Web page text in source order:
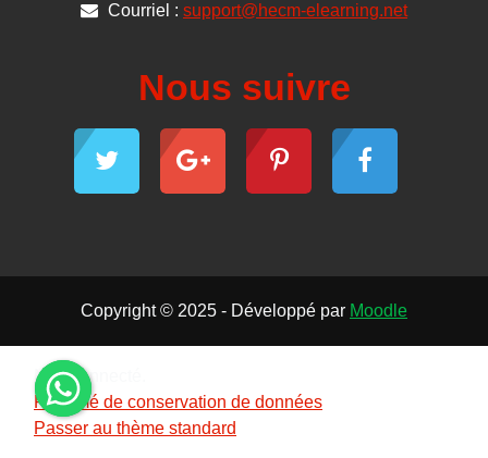
Courriel : support@hecm-elearning.net
Nous suivre
Copyright © 2025 - Développé par Moodle
Non connecté.
Résumé de conservation de données
Passer au thème standard